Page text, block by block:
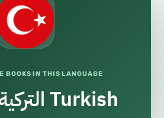
BOOKS IN THIS LANGUAGE
Türkçe التركية Turkish